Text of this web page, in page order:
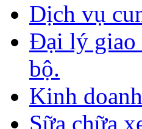
Dịch vụ
Đại lý giao
bộ.
Kinh
Sữa chữa